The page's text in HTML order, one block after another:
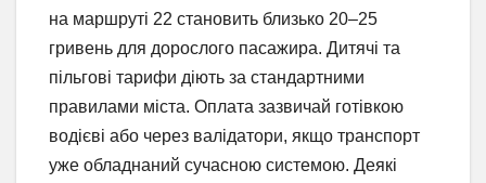
на маршруті 22 становить близько 20–25
гривень для дорослого пасажира. Дитячі та
пільгові тарифи діють за стандартними
правилами міста. Оплата зазвичай готівкою
водієві або через валідатори, якщо транспорт
уже обладнаний сучасною системою. Деякі